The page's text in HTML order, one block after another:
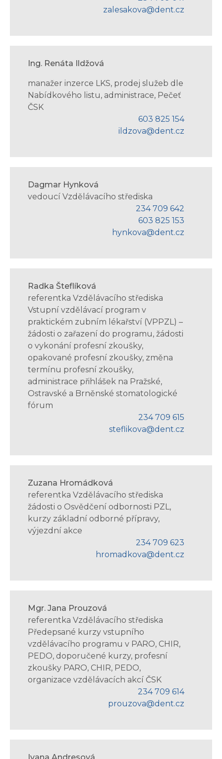
zalesakova@dent.cz
Ing. Renáta Ildžová
manažer inzerce LKS, prodej služeb dle
Nabídkového listu, administrace, Pečeť
ČSK
603 825 154
ildzova@dent.cz
Dagmar Hynková
vedoucí Vzdělávacího střediska
234 709 642
603 825 153
hynkova@dent.cz
Radka Šteflíková
referentka Vzdělávacího střediska
Vstupní vzdělávací program v
praktickém zubním lékařství (VPPZL) –
žádosti o zařazení do programu, žádosti
o vykonání profesní zkoušky,
opakované profesní zkoušky, změna
termínu profesní zkoušky,
administrace přihlášek na Pražské,
Ostravské a Brněnské stomatologické
fórum
234 709 615
steflikova@dent.cz
Zuzana Hromádková
referentka Vzdělávacího střediska
žádosti o Osvědčení odbornosti PZL,
kurzy základní odborné přípravy,
výjezdní akce
234 709 623
hromadkova@dent.cz
Mgr. Jana Prouzová
referentka Vzdělávacího střediska
Předepsané kurzy vstupního
vzdělávacího programu v PARO, CHIR,
PEDO, doporučené kurzy, profesní
zkoušky PARO, CHIR, PEDO,
organizace vzdělávacích akcí ČSK
234 709 614
prouzova@dent.cz
Ivana Andresová